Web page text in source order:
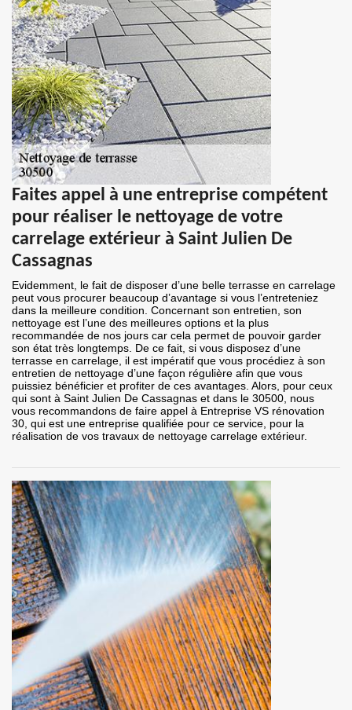
Faites appel à une entreprise compétent
pour réaliser le nettoyage de votre
carrelage extérieur à Saint Julien De
Cassagnas
Evidemment, le fait de disposer d’une belle terrasse en carrelage
peut vous procurer beaucoup d’avantage si vous l’entreteniez
dans la meilleure condition. Concernant son entretien, son
nettoyage est l’une des meilleures options et la plus
recommandée de nos jours car cela permet de pouvoir garder
son état très longtemps. De ce fait, si vous disposez d’une
terrasse en carrelage, il est impératif que vous procédiez à son
entretien de nettoyage d’une façon régulière afin que vous
puissiez bénéficier et profiter de ces avantages. Alors, pour ceux
qui sont à Saint Julien De Cassagnas et dans le 30500, nous
vous recommandons de faire appel à Entreprise VS rénovation
30, qui est une entreprise qualifiée pour ce service, pour la
réalisation de vos travaux de nettoyage carrelage extérieur.